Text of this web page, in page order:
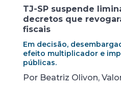
TJ-SP suspende
decretos que
fiscais
Em decisão,
efeito multiplicador e
públicas.
Por Beatriz Olivon,